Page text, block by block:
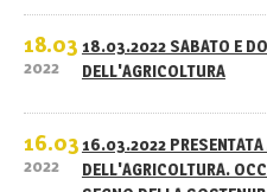
18.03
2022
18.03.2022 SABATO E
DELL'AGRICOLTURA
16.03
2022
16.03.2022 PRESENTATA
DELL'AGRICOLTURA.